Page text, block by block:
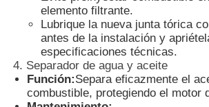
Contacta con nosotros
Casos
sistema de generador diesel
elemento filtrante.
Lubrique la nueva junta tórica
antes de la instalación y
especificaciones técnicas.
4. Separador de agua y aceite
Función:Separa eficazmente el
combustible, protegiendo el motor